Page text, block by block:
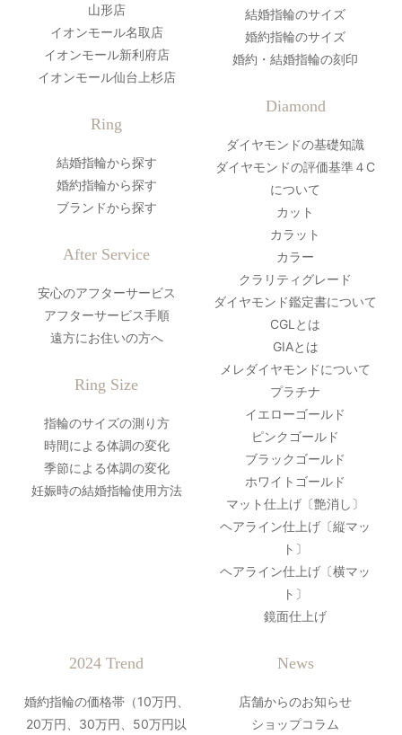
山形店
イオンモール名取店
イオンモール新利府店
イオンモール仙台上杉店
Ring
結婚指輪から探す
婚約指輪から探す
ブランドから探す
After Service
安心のアフターサービス
アフターサービス手順
遠方にお住いの方へ
Ring Size
指輪のサイズの測り方
時間による体調の変化
季節による体調の変化
妊娠時の結婚指輪使用方法
結婚指輪のサイズ
婚約指輪のサイズ
婚約・結婚指輪の刻印
Diamond
ダイヤモンドの基礎知識
ダイヤモンドの評価基準４C
について
カット
カラット
カラー
クラリティグレード
ダイヤモンド鑑定書について
CGLとは
GIAとは
メレダイヤモンドについて
プラチナ
イエローゴールド
ピンクゴールド
ブラックゴールド
ホワイトゴールド
マット仕上げ〔艶消し〕
ヘアライン仕上げ〔縦マッ
ト〕
ヘアライン仕上げ〔横マッ
ト〕
鏡面仕上げ
2024 Trend
婚約指輪の価格帯（10万円、
20万円、30万円、50万円以
News
店舗からのお知らせ
ショップコラム